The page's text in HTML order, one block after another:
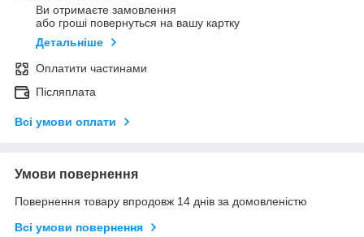
Ви отримаєте замовлення
або гроші повернуться на вашу картку
Детальніше
Оплатити частинами
Післяплата
Всі умови оплати
Умови повернення
Повернення товару впродовж 14 днів за домовленістю
Всі умови повернення